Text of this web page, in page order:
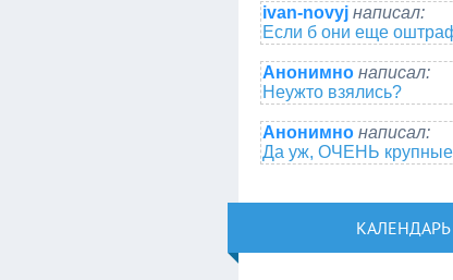
ivan-novyj написал:
Если б они еще
Анонимно написал:
Неужто взялись?
Анонимно написал:
Да уж, ОЧЕНЬ
КАЛЕНДАРЬ